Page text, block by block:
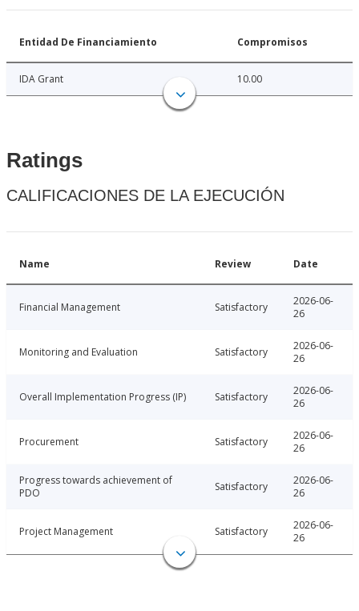
Entidad De Financiamiento Compromisos
IDA Grant 10.00
Ratings
CALIFICACIONES DE LA EJECUCIÓN
Name Review Date
Financial Management Satisfactory
2026-06-
26
Monitoring and Evaluation Satisfactory
2026-06-
26
Overall Implementation Progress (IP) Satisfactory
2026-06-
26
Procurement Satisfactory
2026-06-
26
Progress towards achievement of
PDO
Satisfactory
2026-06-
26
Project Management Satisfactory
2026-06-
26